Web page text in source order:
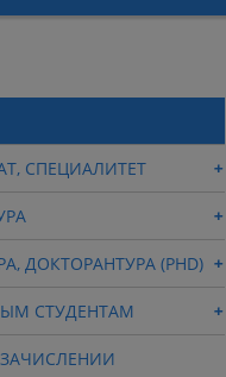
СПЕЦИАЛИТЕТ
ДОКТОРАНТУРА (PHD)
СТУДЕНТАМ